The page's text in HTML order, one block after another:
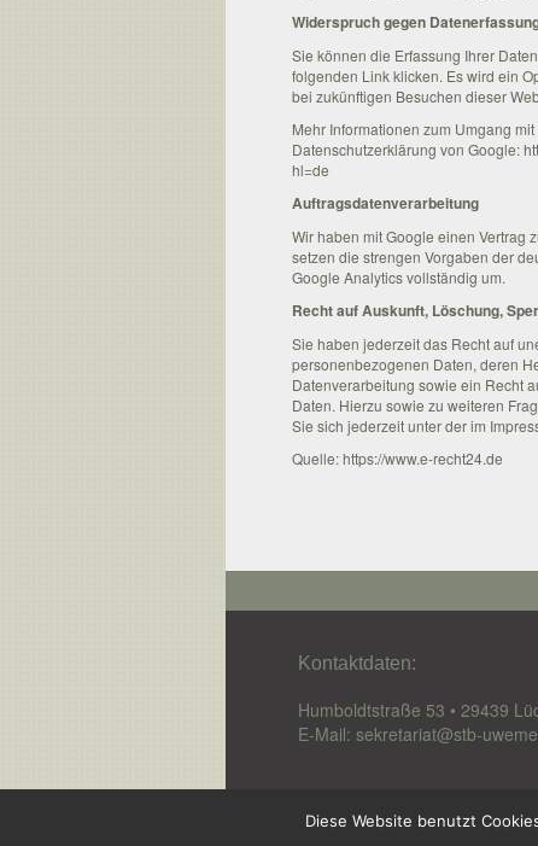
Widerspruch gegen
Sie können die Erfassung Ihrer
folgenden Link klicken. Es wird ein
bei zukünftigen Besuchen dieser
Mehr Informationen zum Umgang
Datenschutzerklärung von Google:
hl=de
Auftragsdatenverarbeitung
Wir haben mit Google einen Vertrag
setzen die strengen Vorgaben der
Google Analytics vollständig um.
Recht auf Auskunft, Löschung,
Sie haben jederzeit das Recht auf
personenbezogenen Daten, deren
Datenverarbeitung sowie ein Recht
Daten. Hierzu sowie zu weiteren
Sie sich jederzeit unter der im
Quelle: https://www.e-recht24.de
Kontaktdaten:
Humboldtstraße 53 • 29439
E-Mail: sekretariat@stb-
Diese Website benutzt